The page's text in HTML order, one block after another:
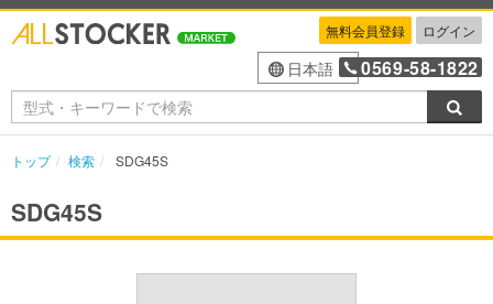
無料会員登録 ログイン
日本語 0569-58-1822
トップ 検索 SDG45S
SDG45S